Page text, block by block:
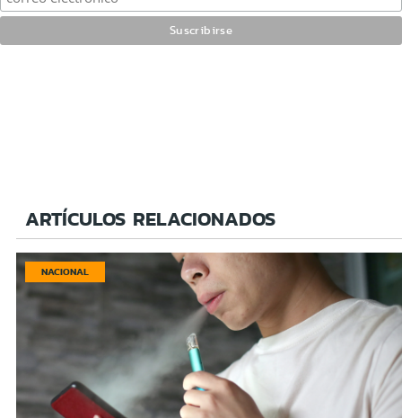
ARTÍCULOS RELACIONADOS
NACIONAL